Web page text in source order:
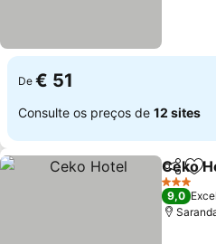
De € 51
Consulte os preços de 12 sites
Partilhar
Ceko
3 Estrelas
9,0